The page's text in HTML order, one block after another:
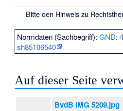
Bitte den Hinweis zu
Normdaten (Sachbegriff):GND:
sh85106540
Auf dieser Seite
BvdB IMG 5209.jpg